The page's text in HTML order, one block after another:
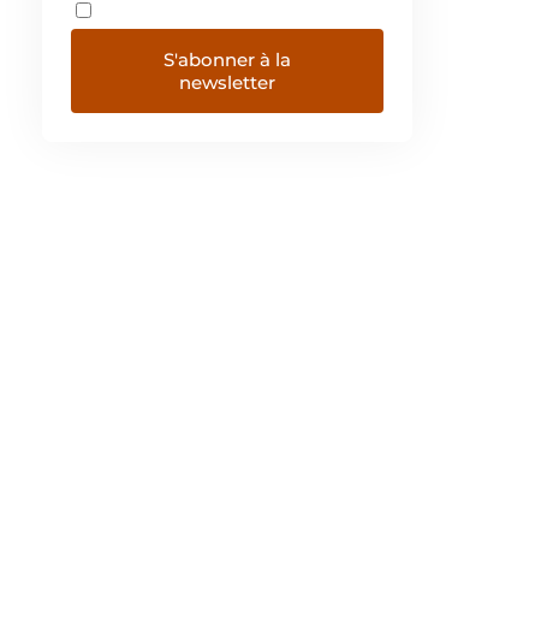
S'abonner à la
newsletter